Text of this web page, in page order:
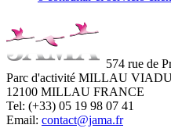
574 rue de
Parc d'activité MILLAU
12100 MILLAU FRANCE
Tel: (+33) 05 19 98 07 41
Email: contact@jama.fr